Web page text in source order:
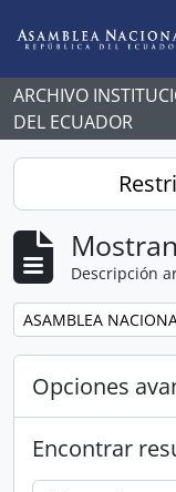
ARCHIVO
DEL ECUADOR
Descripción
Remove filter:
ASAMBLEA
Opciones
Encontrar